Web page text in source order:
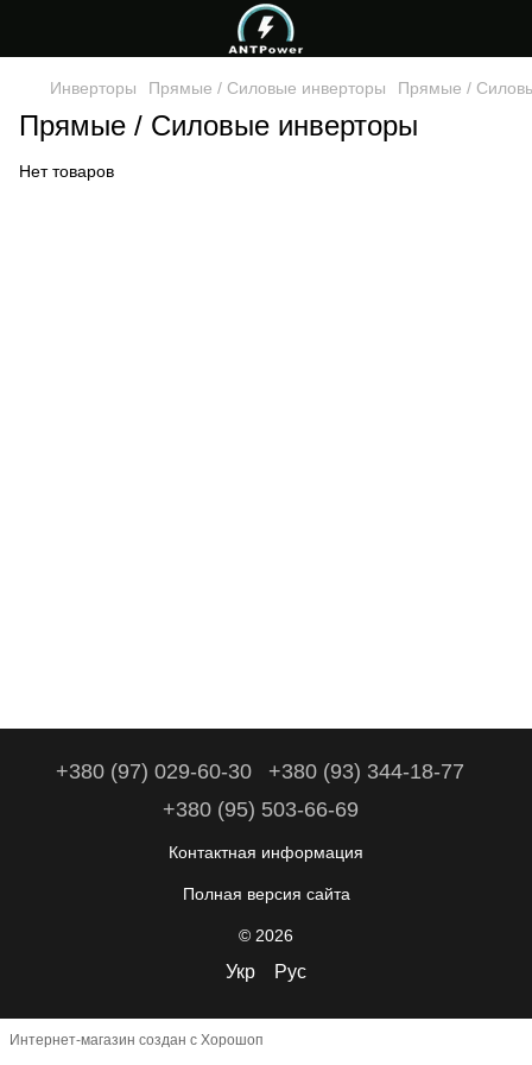
Инверторы Прямые / Силовые инверторы Прямые /
Прямые / Силовые инверторы
Нет товаров
+380 (97) 029-60-30
+380 (93) 344-18-77
+380 (95) 503-66-69
Контактная информация
Полная версия сайта
© 2026
Укр Рус
Интернет-магазин создан с Хорошоп